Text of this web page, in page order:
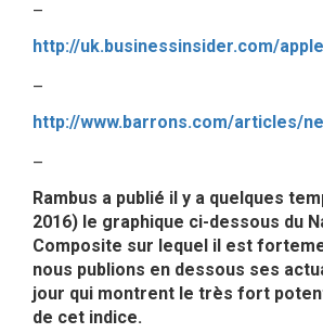
–
–
–
Rambus a publié il y a quelques
2016) le graphique ci-dessous du
Composite sur lequel il est
nous publions en dessous ses
jour qui montrent le très fort
de cet indice.